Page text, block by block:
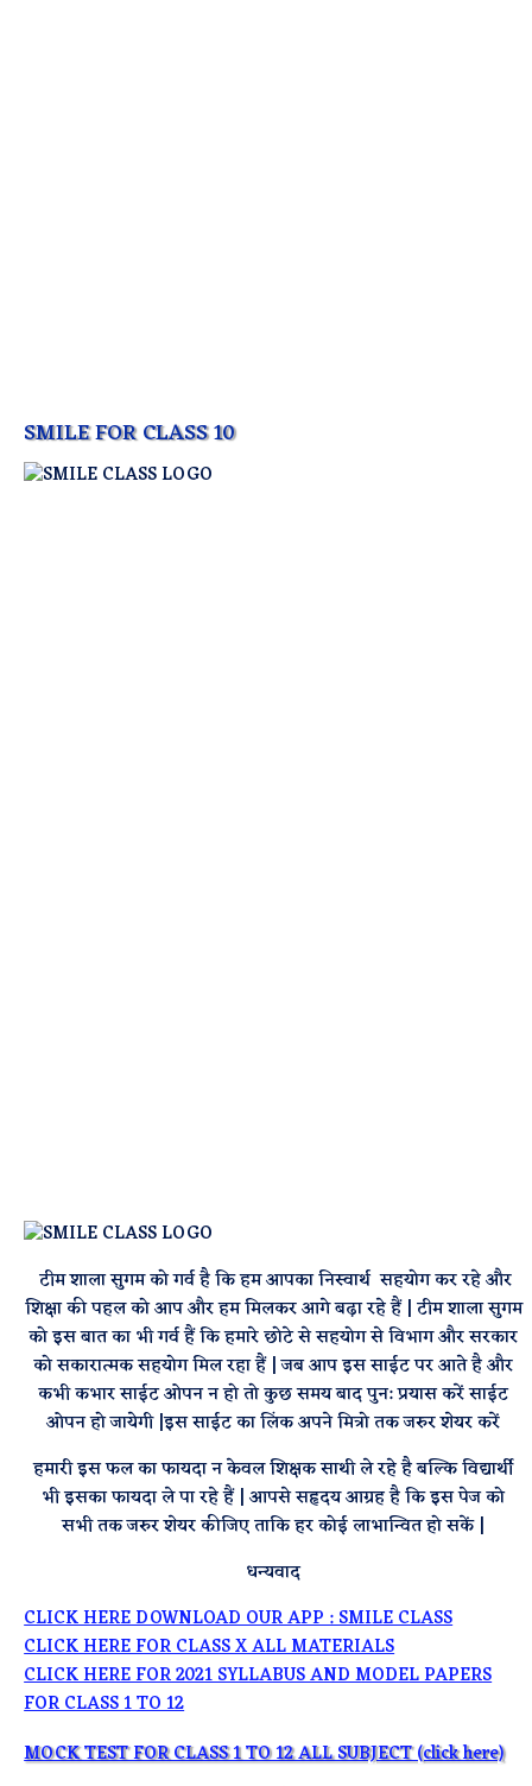
SMILE FOR CLASS 10
टीम शाला सुगम को गर्व है कि हम आपका निस्वार्थ सहयोग कर रहे और
शिक्षा की पहल को आप और हम मिलकर आगे बढ़ा रहे हैं | टीम शाला सुगम
को इस बात का भी गर्व हैं कि हमारे छोटे से सहयोग से विभाग और सरकार
को सकारात्मक सहयोग मिल रहा हैं | जब आप इस साईट पर आते है और
कभी कभार साईट ओपन न हो तो कुछ समय बाद पुन: प्रयास करें साईट
ओपन हो जायेगी |इस साईट का लिंक अपने मित्रो तक जरुर शेयर करें
हमारी इस फल का फायदा न केवल शिक्षक साथी ले रहे है बल्कि विद्यार्थी
भी इसका फायदा ले पा रहे हैं | आपसे सहृदय आग्रह है कि इस पेज को
सभी तक जरुर शेयर कीजिए ताकि हर कोई लाभान्वित हो सकें |
धन्यवाद
CLICK HERE DOWNLOAD OUR APP : SMILE CLASS
CLICK HERE FOR CLASS X ALL MATERIALS
CLICK HERE FOR 2021 SYLLABUS AND MODEL PAPERS
FOR CLASS 1 TO 12
MOCK TEST FOR CLASS 1 TO 12 ALL SUBJECT (click here)